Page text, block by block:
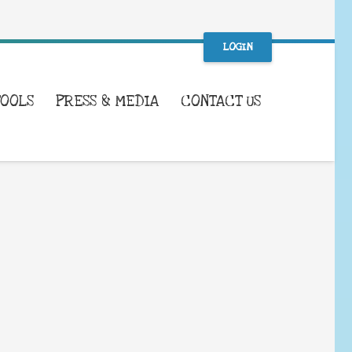
LOGIN
PRESS & MEDIA CONTACT US